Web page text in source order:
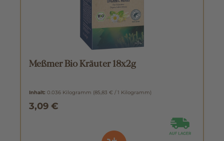
Meßmer Bio Kräuter 18x2g
Inhalt: 0.036 Kilogramm (85,83 € / 1 Kilogramm)
3,09 €